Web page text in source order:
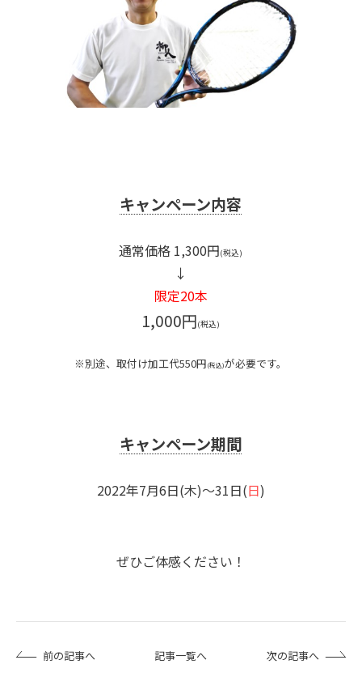
キャンペーン内容
通常価格 1,300円
↓
限定20本
1,000円
※別途、取付け加工代550円 が必要です。
キャンペーン期間
2022年7月6日(木)～31日(日)
ぜひご体感ください！
前の記事へ 記事一覧へ 次の記事へ